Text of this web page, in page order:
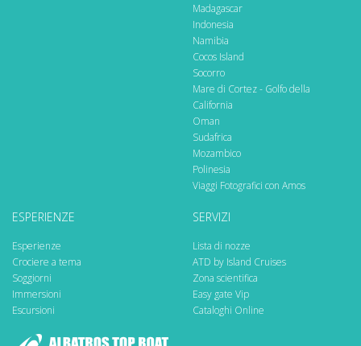
Madagascar
Indonesia
Namibia
Cocos Island
Socorro
Mare di Cortez - Golfo della
California
Oman
Sudafrica
Mozambico
Polinesia
Viaggi Fotografici con Amos
ESPERIENZE
Esperienze
Crociere a tema
Soggiorni
Immersioni
Escursioni
SERVIZI
Lista di nozze
ATD by Island Cruises
Zona scientifica
Easy gate Vip
Cataloghi Online